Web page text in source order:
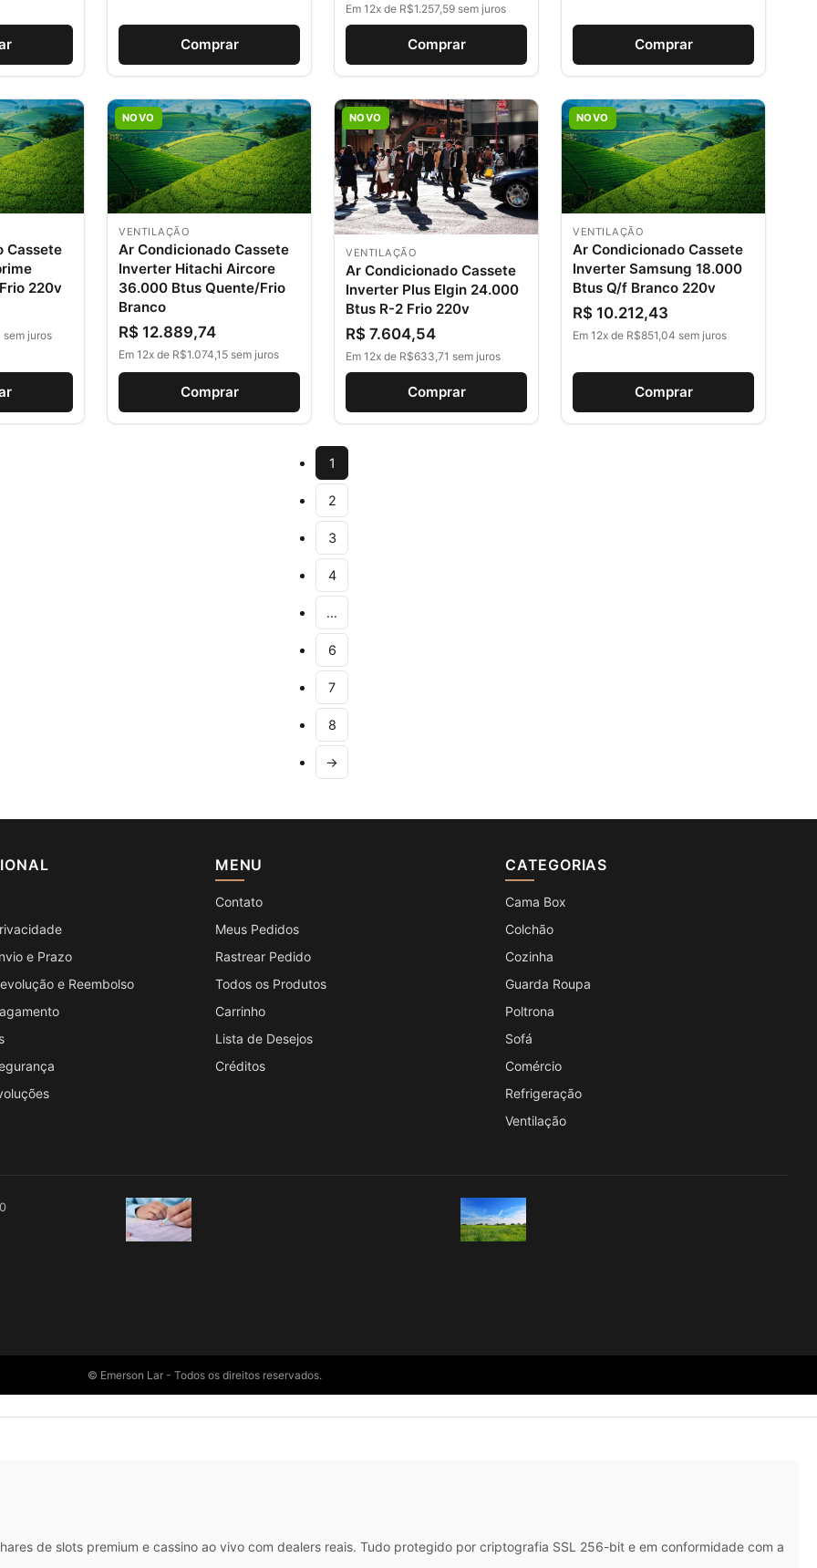
Comprar
Em 12x de R$1.257,59 sem juros
Comprar Comprar
Cassete
220v
sem juros
NOVO
VENTILAÇÃO
Ar Condicionado Cassete
Inverter Hitachi Aircore
36.000 Btus Quente/Frio
Branco
R$ 12.889,74
Em 12x de R$1.074,15 sem juros
Comprar
NOVO
VENTILAÇÃO
Ar Condicionado Cassete
Inverter Plus Elgin 24.000
Btus R-2 Frio 220v
R$ 7.604,54
Em 12x de R$633,71 sem juros
Comprar
NOVO
VENTILAÇÃO
Ar Condicionado Cassete
Inverter Samsung 18.000
Btus Q/f Branco 220v
R$ 10.212,43
Em 12x de R$851,04 sem juros
Comprar
1
2
3
4
…
6
7
8
→
e Prazo
e Reembolso
MENU
Contato
Meus Pedidos
Rastrear Pedido
Todos os Produtos
Carrinho
Lista de Desejos
Créditos
CATEGORIAS
Cama Box
Colchão
Cozinha
Guarda Roupa
Poltrona
Sofá
Comércio
Refrigeração
Ventilação
© Emerson Lar - Todos os direitos reservados.
de slots premium e cassino ao vivo com dealers reais. Tudo protegido por criptografia SSL 256-bit e em conformidade com a